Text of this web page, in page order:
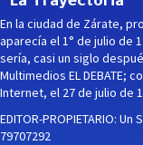
En la ciudad de Zárate,
aparecía el 1° de julio de
sería, casi un siglo
Multimedios EL DEBATE;
Internet, el 27 de julio de
EDITOR-PROPIETARIO:
79707292